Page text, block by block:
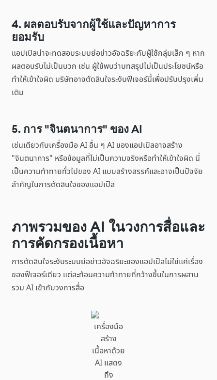
4. ผลตอบรับจากผู้ใช้และปัญหาการ
ยอมรับ
แอปเปิลน่าจะทดสอบระบบย่อข่าวอัจฉริยะกับผู้ใช้กลุ่มเล็ก ๆ หาก
ผลตอบรับไม่เป็นบวก เช่น ผู้ใช้พบว่าบทสรุปไม่เป็นประโยชน์หรือ
ทำให้เข้าใจผิด บริษัทอาจตัดสินใจระงับฟีเจอร์นี้เพื่อปรับปรุงเพิ่ม
เติม
5. การ "จินตนาการ" ของ AI
เช่นเดียวกับเครื่องมือ AI อื่น ๆ AI ของแอปเปิลอาจสร้าง
"จินตนาการ" หรือข้อมูลที่ไม่เป็นความจริงหรือทำให้เข้าใจผิด นี่
เป็นความท้าทายทั่วไปของ AI แบบสร้างสรรค์และอาจเป็นปัจจัย
สำคัญในการตัดสินใจของแอปเปิล
ภาพรวมของ AI ในวงการสื่อและ
การคัดกรองเนื้อหา
การตัดสินใจระงับระบบย่อข่าวอัจฉริยะของแอปเปิลไม่ใช่แค่เรื่อง
ของฟีเจอร์เดียว แต่สะท้อนความท้าทายที่กว้างขึ้นในการผสาน
รวม AI เข้ากับวงการสื่อ
เครื่องมือ
สร้าง
เนื้อหาด้วย
AI แสดง
ถึง